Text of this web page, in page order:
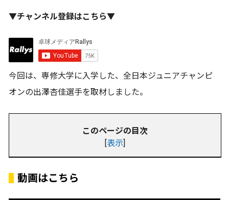
▼チャンネル登録はこちら▼
今回は、専修大学に入学した、全日本ジュニアチャンピ
オンの出澤杏佳選手を取材しました。
このページの目次
[表示]
動画はこちら